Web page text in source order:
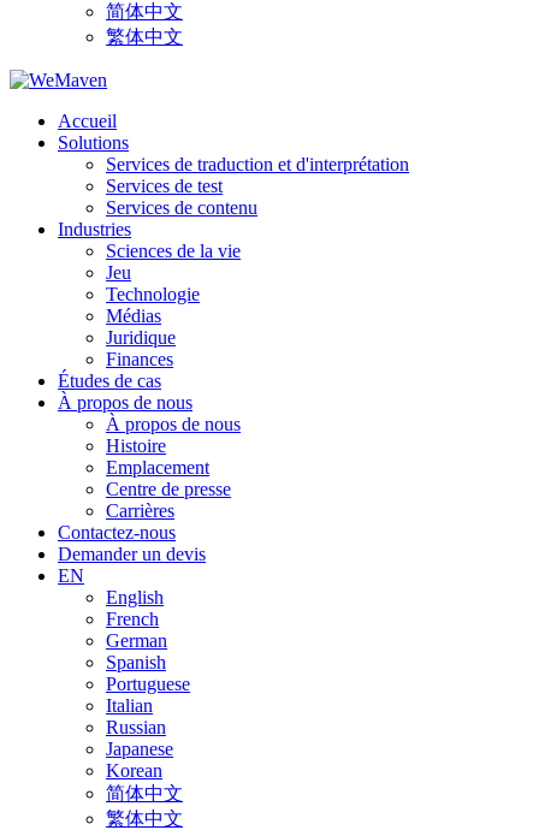
简体中文
繁体中文
Accueil
Solutions
Services de traduction et d'interprétation
Services de test
Services de contenu
Industries
Sciences de la vie
Jeu
Technologie
Médias
Juridique
Finances
Études de cas
À propos de nous
À propos de nous
Histoire
Emplacement
Centre de presse
Carrières
Contactez-nous
Demander un devis
EN
English
French
German
Spanish
Portuguese
Italian
Russian
Japanese
Korean
简体中文
繁体中文